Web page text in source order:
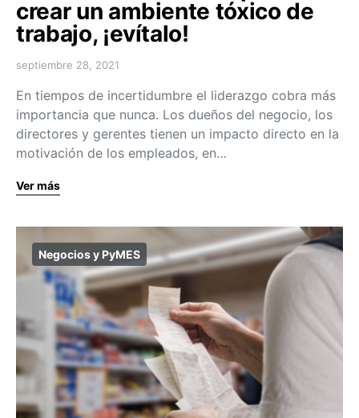
crear un ambiente tóxico de
trabajo, ¡evítalo!
septiembre 28, 2021
En tiempos de incertidumbre el liderazgo cobra más
importancia que nunca. Los dueños del negocio, los
directores y gerentes tienen un impacto directo en la
motivación de los empleados, en…
Ver más
Negocios y PyMES